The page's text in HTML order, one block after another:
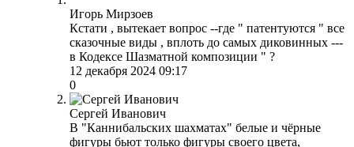
Игорь Мирзоев
Кстати , вытекает вопрос --где " патентуются " все
сказочные виды , вплоть до самых диковинных ---
в Кодексе Шазматной композиции " ?
12 декабря 2024 09:17
0
Сергей Иванович
В "Каннибальских шахматах" белые и чёрные
фигуры бьют только фигуры своего цвета,